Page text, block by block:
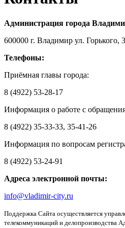
Администрация города
600000 г. Владимир ул. Горького,
Телефоны:
Приёмная главы города:
8 (4922) 53-28-17
Информация о работе с
8 (4922) 35-33-33, 35-41-26
Информация по вопросам
8 (4922) 53-24-91
Адреса электронной почты:
info@vladimir-city.ru
Поддержка Сайта осуществляется
телекоммуникаций и делопроизводства